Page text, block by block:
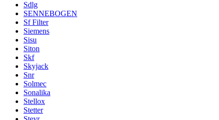
Sdlg
SENNEBOGEN
Sf Filter
Siemens
Sisu
Siton
Skf
Skyjack
Snr
Solmec
Sonalika
Stellox
Stetter